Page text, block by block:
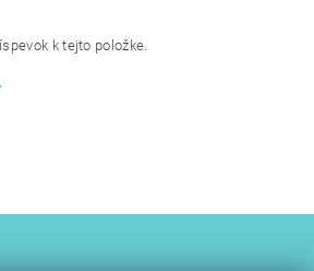
k tejto položke.